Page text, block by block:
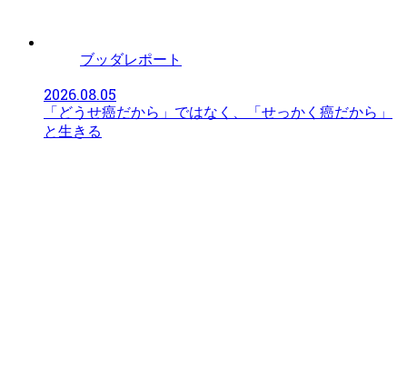
ブッダレポート
2026.08.05
「どうせ癌だから」ではなく、「せっかく癌だから」
と生きる